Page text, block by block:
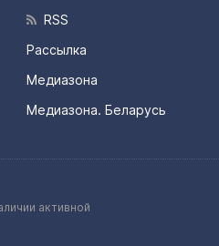
RSS
Рассылка
Медиазона
Медиазона. Беларусь
активной